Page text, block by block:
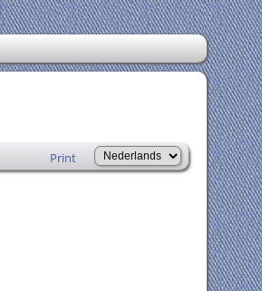
Print